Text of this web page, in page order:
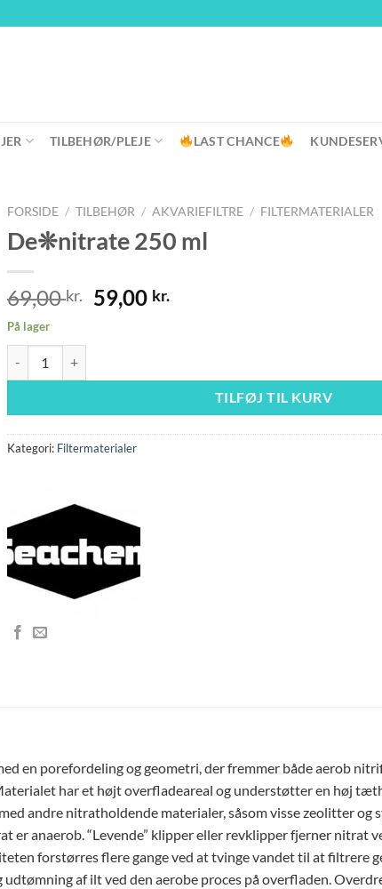
TILBEHØR/PLEJE LAST CHANCE
FORSIDE / TILBEHØR / AKVARIEFILTRE / FILTERMATERIALER
De❊nitrate 250 ml
69,00kr.
Den
oprindelige
69,00 kr..
59,00 kr.Den
59,00 kr..
På lager
TILFØJ TIL KURV
Kategori: Filtermaterialer
en porefordeling og geometri, der fremmer både aerob
har et højt overfladeareal og understøtter en høj
andre nitratholdende materialer, såsom visse zeolitter og
er anaerob. “Levende” klipper eller revklipper fjerner nitrat
forstørres flere gange ved at tvinge vandet til at filtrere
af ilt ved den aerobe proces på overfladen.